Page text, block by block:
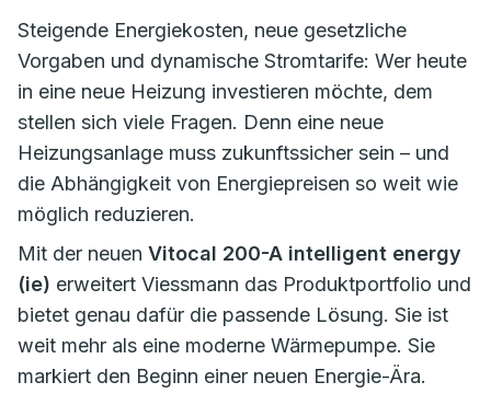
Steigende Energiekosten, neue gesetzliche
Vorgaben und dynamische Stromtarife: Wer heute
in eine neue Heizung investieren möchte, dem
stellen sich viele Fragen. Denn eine neue
Heizungsanlage muss zukunftssicher sein – und
die Abhängigkeit von Energiepreisen so weit wie
möglich reduzieren.
Mit der neuen Vitocal 200-A intelligent energy
(ie) erweitert Viessmann das Produktportfolio und
bietet genau dafür die passende Lösung. Sie ist
weit mehr als eine moderne Wärmepumpe. Sie
markiert den Beginn einer neuen Energie-Ära.